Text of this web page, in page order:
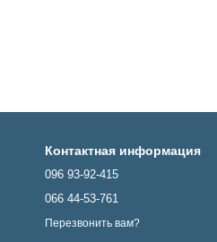
Контактная информация
096 93-92-415
066 44-53-761
Перезвонить вам?